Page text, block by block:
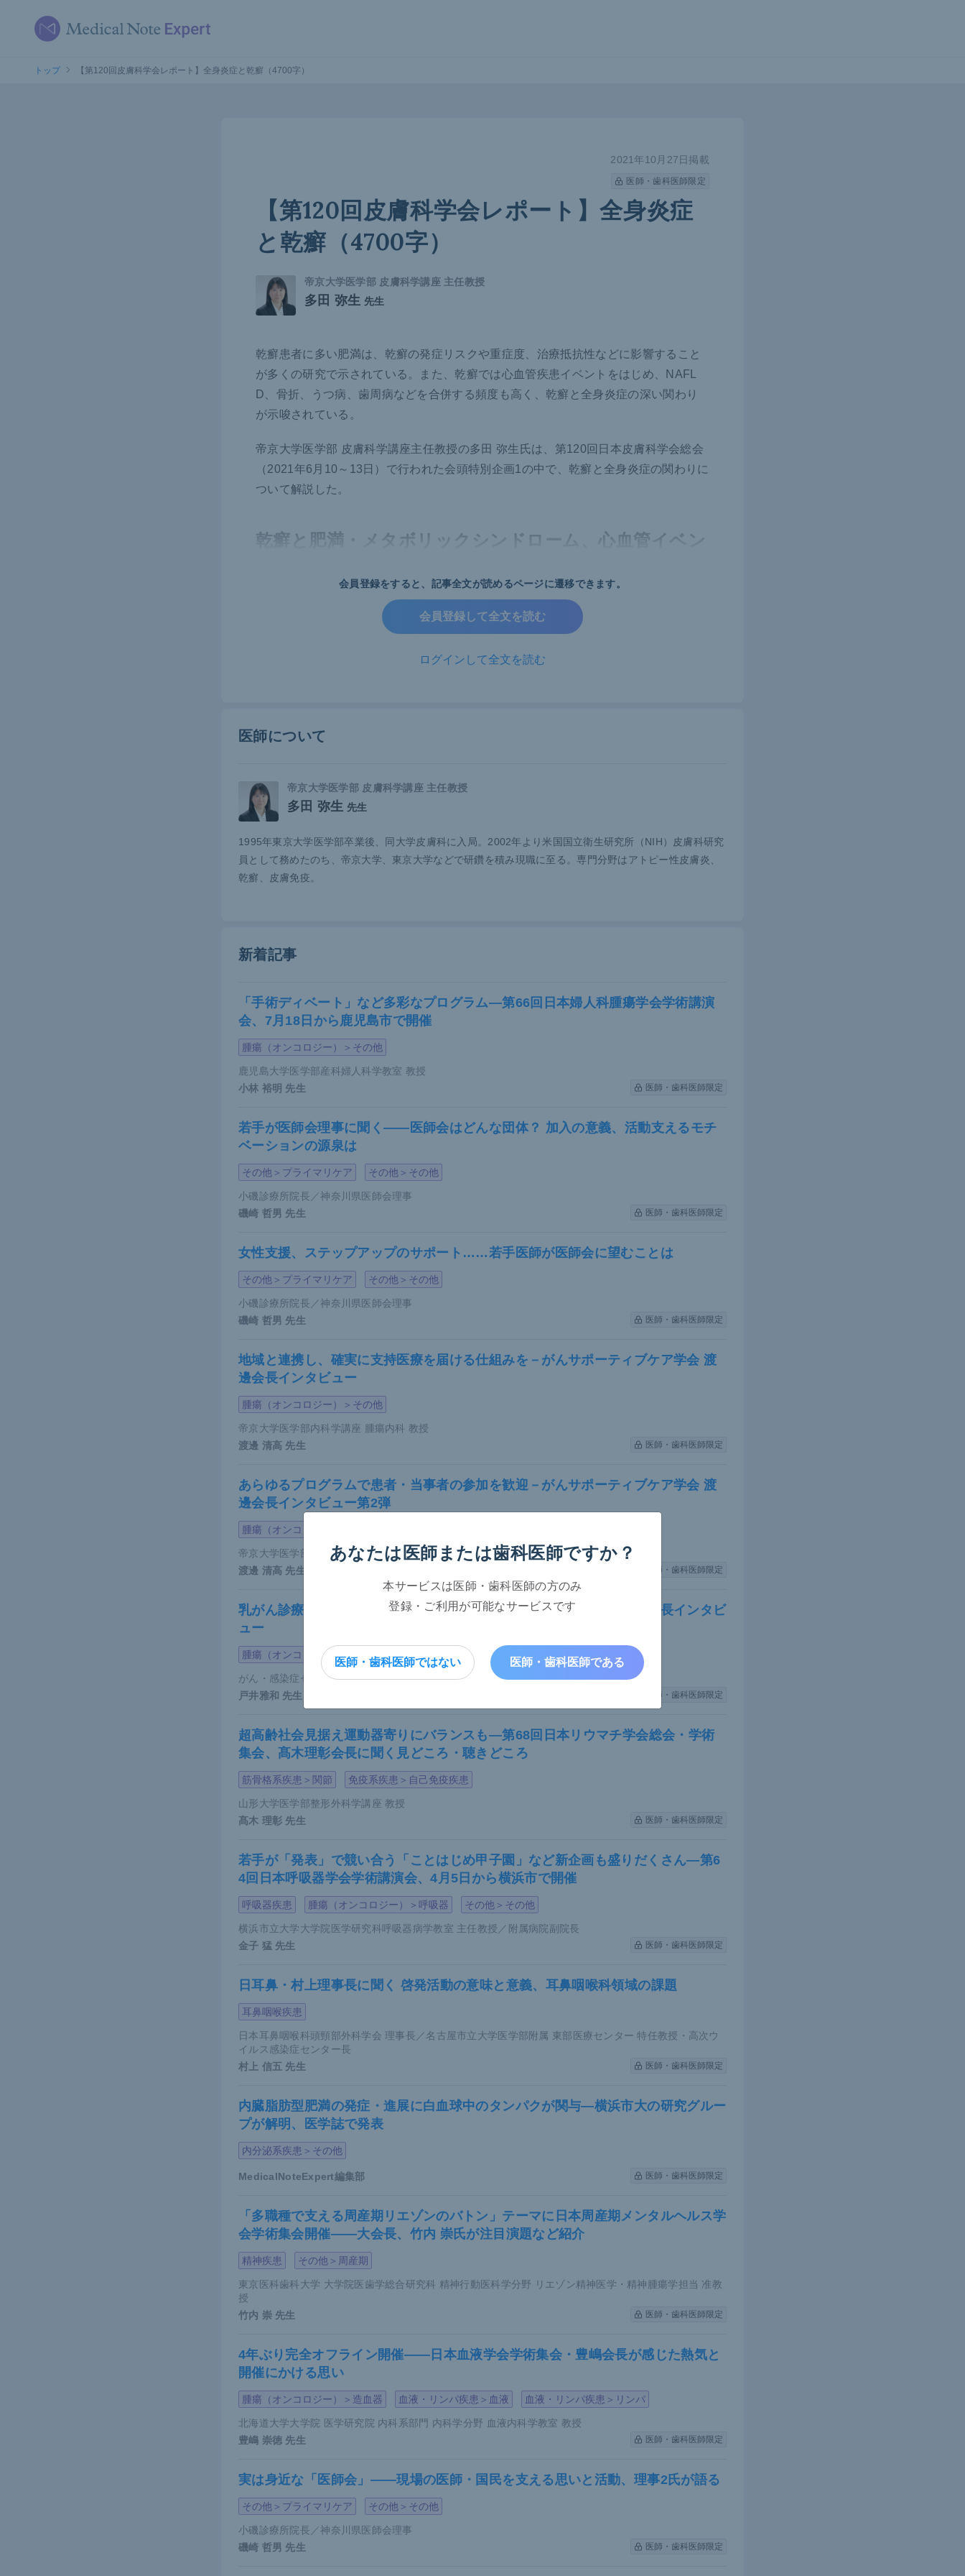
トップ 【第120回皮膚科学会レポート】全身炎症と乾癬（4700字）
2021年10月27日掲載
医師・歯科医師限定
【第120回皮膚科学会レポート】全身炎症
と乾癬（4700字）
帝京大学医学部 皮膚科学講座 主任教授
多田 弥生 先生
乾癬患者に多い肥満は、乾癬の発症リスクや重症度、治療抵抗性などに影響すること
が多くの研究で示されている。また、乾癬では心血管疾患イベントをはじめ、NAFL
D、骨折、うつ病、歯周病などを合併する頻度も高く、乾癬と全身炎症の深い関わり
が示唆されている。
帝京大学医学部 皮膚科学講座主任教授の多田 弥生氏は、第120回日本皮膚科学会総会
（2021年6月10～13日）で行われた会頭特別企画1の中で、乾癬と全身炎症の関わりに
ついて解説した。
乾癬と肥満・メタボリックシンドローム、心血管イベン
乾癬と肥満は密接に関与しており、体重増加が乾癬や乾癬性関節炎の発症リスク上昇
につながることが複数の研究によって明らかになっている。また、肥満は乾癬の重症
合が高いことが分かっている。加えて、虚血性心疾患の発症も増加していることが明
リン抵抗性／糖尿病、脂質異常症、高血圧を有している割合もコントロール群に比べ
て乾癬患者で高くなっている。
また、乾癬が心血管イベントの独立した危険因子になることについても、いくつかの
研究にて報告されている。ある研究 では、乾癬患者とコントロール群において心血管
イベントのリスクとなる糖尿病、高血圧、脂質異常症、喫煙など全て補正してもな
リスクが高いという報告もある。これは乾癬の炎症程度が心血管イベントの発症に何
さらに重症乾癬患者の死亡リスクを調査した
短いことが報告されており、その主な要因は心血管イベントであることも分かってい
＜重症乾癬患者と健常人の死亡年齢の比較＞
Psoriasis：n=3603 、Controls：n=14330
Abuabara K et al.Br J Dermatol 2010;163:586-92より引用
これらのことから多田氏は、乾癬患者には肥満やメタボリックシンドロームが多く、
結果として心血管イベントの発症や死亡リスクの上昇につながっていると言及し「乾
癬患者の診療では心血管イベントの発症リスクを念頭に置く必要があるだろう」と強
調した。
乾癬から心血管イベントにつながる「乾癬マーチ」
乾癬における皮膚の炎症から心血管イベントにつながる概念として提唱されているの
皮膚の炎症は肥満によって増幅される全身炎症に寄与し、これがメタボリックシンド
ロームの本体であるインスリン抵抗性を誘導する。その結果として血管内皮機能障害
や動脈硬化、心筋梗塞へとマーチのようにつながっていくのが乾癬マーチの考え方で
ある。
＜乾癬マーチ＞
それでは、皮膚の炎症はメタボリックシンドロームとどのようにしてつながるのか。
皮膚の炎症とメタボリックシンドロームの相関について調べた研究では、乾癬の皮疹
面積が狭い患者に比べて、広い患者のほうが高血圧や高脂血症、高血糖、肥満などの
メタボリックシンドロームの構成要素の有病率が高いことが報告されている。
また反対に、減量によって皮疹が改善し、QOLの向上も認められたとする研究結果も
が消失した複数の症例を経験しているといい「実際に乾癬患者の一部には、脂肪細胞
の寄与が強い患者がいると感じている」と述べた。
乾癬とアディポカイン
それでは、実際にどのような液性因子が脂肪細胞と乾癬をつないでいるのだろうか。
うサイトカインだ。
アディポカインには、メタボリックシンドロームを抑制する「善玉」タイプと、メタ
会員登録をすると、 記事全文が読めるページに遷移できます。
会員登録して全文を読む
ログインして全文を読む
医師について
帝京大学医学部 皮膚科学講座 主任教授
多田 弥生 先生
1995年東京大学医学部卒業後、同大学皮膚科に入局。2002年より米国国立衛生研究所（NIH）皮膚科研究
員として務めたのち、帝京大学、東京大学などで研鑽を積み現職に至る。専門分野はアトピー性皮膚炎、
乾癬、皮膚免疫。
新着記事
「手術ディベート」など多彩なプログラム―第66回日本婦人科腫瘍学会学術講演
会、7月18日から鹿児島市で開催
腫瘍（オンコロジー）＞その他
鹿児島大学医学部産科婦人科学教室 教授
小林 裕明 先生 医師・歯科医師限定
若手が医師会理事に聞く――医師会はどんな団体？ 加入の意義、活動支えるモチ
ベーションの源泉は
その他＞プライマリケア その他＞その他
小磯診療所院長／神奈川県医師会理事
磯崎 哲男 先生 医師・歯科医師限定
女性支援、ステップアップのサポート……若手医師が医師会に望むことは
その他＞プライマリケア その他＞その他
小磯診療所院長／神奈川県医師会理事
磯崎 哲男 先生 医師・歯科医師限定
地域と連携し、確実に支持医療を届ける仕組みを－がんサポーティブケア学会 渡
邊会長インタビュー
腫瘍（オンコロジー）＞その他
帝京大学医学部内科学講座 腫瘍内科 教授
渡邊 清高 先生 医師・歯科医師限定
あらゆるプログラムで患者・当事者の参加を歓迎－がんサポーティブケア学会 渡
邊会長インタビュー第2弾
腫瘍（オンコロジー）＞その他
帝京大学医学部内科学講座 腫瘍内科 教授
渡邊 清高 先生 医師・歯科医師限定
乳がん診療の将来見据え課題解決に注力―日本乳癌学会・戸井雅和理事長インタビ
ュー
腫瘍（オンコロジー）＞乳腺・乳房
がん・感染症センター 都立駒込病院 院長
戸井雅和 先生 医師・歯科医師限定
超高齢社会見据え運動器寄りにバランスも―第68回日本リウマチ学会総会・学術
集会、髙木理彰会長に聞く見どころ・聴きどころ
筋骨格系疾患＞関節 免疫系疾患＞自己免疫疾患
山形大学医学部整形外科学講座 教授
髙木 理彰 先生 医師・歯科医師限定
若手が「発表」で競い合う「ことはじめ甲子園」など新企画も盛りだくさん―第6
4回日本呼吸器学会学術講演会、4月5日から横浜市で開催
呼吸器疾患 腫瘍（オンコロジー）＞呼吸器 その他＞その他
横浜市立大学大学院医学研究科呼吸器病学教室 主任教授／附属病院副院長
金子 猛 先生 医師・歯科医師限定
日耳鼻・村上理事長に聞く 啓発活動の意味と意義、耳鼻咽喉科領域の課題
耳鼻咽喉疾患
日本耳鼻咽喉科頭頸部外科学会 理事長／名古屋市立大学医学部附属 東部医療センター 特任教授・高次ウ
イルス感染症センター長
村上 信五 先生 医師・歯科医師限定
内臓脂肪型肥満の発症・進展に白血球中のタンパクが関与―横浜市大の研究グルー
プが解明、医学誌で発表
内分泌系疾患＞その他
MedicalNoteExpert編集部 医師・歯科医師限定
「多職種で支える周産期リエゾンのバトン」テーマに日本周産期メンタルヘルス学
会学術集会開催――大会長、竹内 崇氏が注目演題など紹介
精神疾患 その他＞周産期
東京医科歯科大学 大学院医歯学総合研究科 精神行動医科学分野 リエゾン精神医学・精神腫瘍学担当 准教
授
竹内 崇 先生 医師・歯科医師限定
4年ぶり完全オフライン開催――日本血液学会学術集会・豊嶋会長が感じた熱気と
開催にかける思い
腫瘍（オンコロジー）＞造血器 血液・リンパ疾患＞血液 血液・リンパ疾患＞リンパ
北海道大学大学院 医学研究院 内科系部門 内科学分野 血液内科学教室 教授
豊嶋 崇徳 先生 医師・歯科医師限定
実は身近な「医師会」――現場の医師・国民を支える思いと活動、理事2氏が語る
その他＞プライマリケア その他＞その他
小磯診療所院長／神奈川県医師会理事
磯崎 哲男 先生 医師・歯科医師限定
あなたは医師または歯科医師ですか？
本サービスは医師・歯科医師の方のみ
登録・ご利用が可能なサービスです
医師・歯科医師ではない 医師・歯科医師である